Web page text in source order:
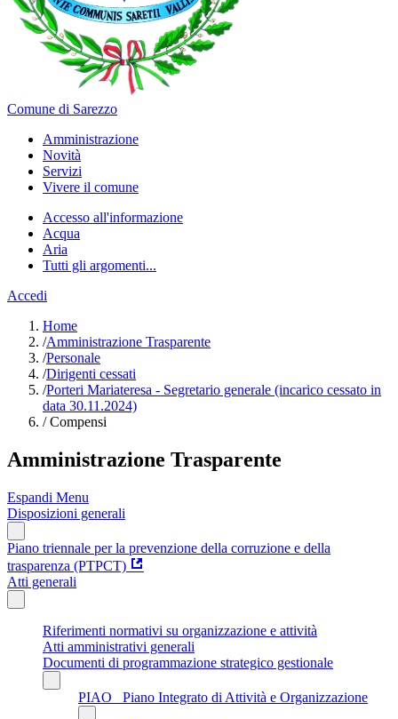
Comune di Sarezzo
Amministrazione
Novità
Servizi
Vivere il comune
Accesso all'informazione
Acqua
Aria
Tutti gli argomenti...
Accedi
Home
/Amministrazione Trasparente
/Personale
/Dirigenti cessati
/Porteri Mariateresa - Segretario generale (incarico cessato in
data 30.11.2024)
/Compensi
Amministrazione Trasparente
Espandi Menu
Disposizioni generali
Piano triennale per la prevenzione della corruzione e della
trasparenza (PTPCT)
Atti generali
Riferimenti normativi su organizzazione e attività
Atti amministrativi generali
Documenti di programmazione strategico gestionale
PIAO_ Piano Integrato di Attività e Organizzazione